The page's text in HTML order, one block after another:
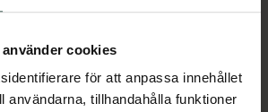
cookies
för att anpassa innehållet
användarna, tillhandahålla funktioner